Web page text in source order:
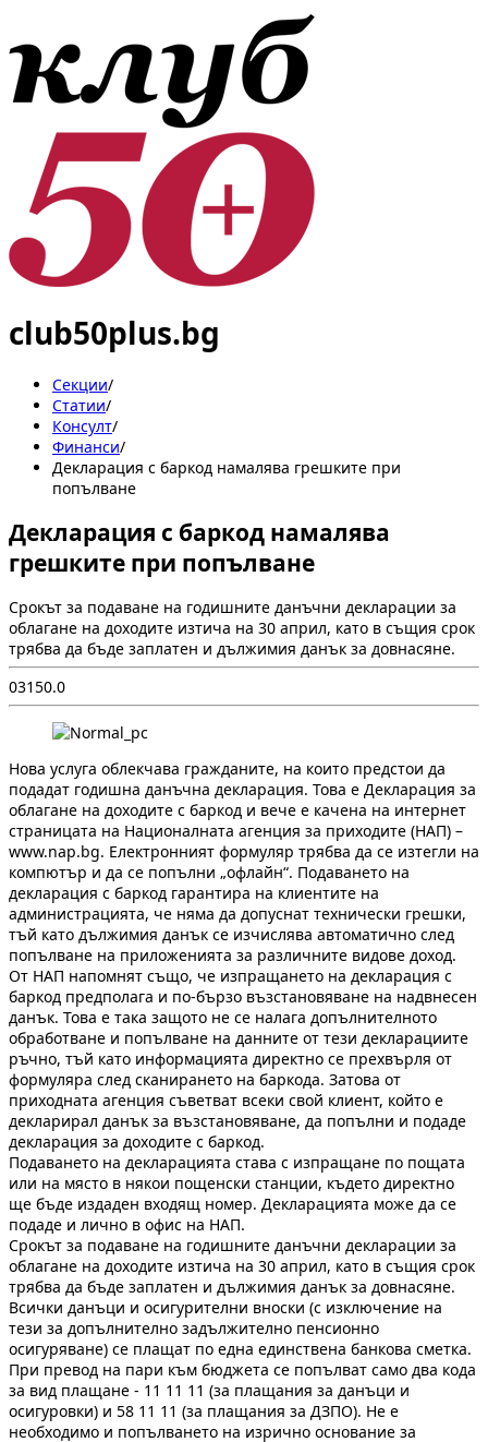
club50plus.bg
Секции/
Статии/
Консулт/
Финанси/
Декларация с баркод намалява грешките при
попълване
Декларация с баркод намалява
грешките при попълване
Срокът за подаване на годишните данъчни декларации за
облагане на доходите изтича на 30 април, като в същия срок
трябва да бъде заплатен и дължимия данък за довнасяне.
03150.0
Нова услуга облекчава гражданите, на които предстои да
подадат годишна данъчна декларация. Това е Декларация за
облагане на доходите с баркод и вече е качена на интернет
страницата на Националната агенция за приходите (НАП) –
www.nap.bg. Електронният формуляр трябва да се изтегли на
компютър и да се попълни „офлайн“. Подаването на
декларация с баркод гарантира на клиентите на
администрацията, че няма да допуснат технически грешки,
тъй като дължимия данък се изчислява автоматично след
попълване на приложенията за различните видове доход.
От НАП напомнят също, че изпращането на декларация с
баркод предполага и по-бързо възстановяване на надвнесен
данък. Това е така защото не се налага допълнителното
обработване и попълване на данните от тези декларациите
ръчно, тъй като информацията директно се прехвърля от
формуляра след сканирането на баркода. Затова от
приходната агенция съветват всеки свой клиент, който е
декларирал данък за възстановяване, да попълни и подаде
декларация за доходите с баркод.
Подаването на декларацията става с изпращане по пощата
или на място в някои пощенски станции, където директно
ще бъде издаден входящ номер. Декларацията може да се
подаде и лично в офис на НАП.
Срокът за подаване на годишните данъчни декларации за
облагане на доходите изтича на 30 април, като в същия срок
трябва да бъде заплатен и дължимия данък за довнасяне.
Всички данъци и осигурителни вноски (с изключение на
тези за допълнително задължително пенсионно
осигуряване) се плащат по една единствена банкова сметка.
При превод на пари към бюджета се попълват само два кода
за вид плащане - 11 11 11 (за плащания за данъци и
осигуровки) и 58 11 11 (за плащания за ДЗПО). Не е
необходимо и попълването на изрично основание за